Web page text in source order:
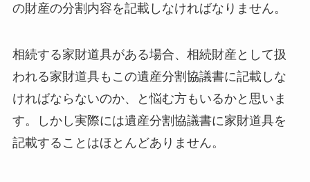
の財産の分割内容を記載しなければなりません。
相続する家財道具がある場合、相続財産として扱
われる家財道具もこの遺産分割協議書に記載しな
ければならないのか、と悩む方もいるかと思いま
す。しかし実際には遺産分割協議書に家財道具を
記載することはほとんどありません。